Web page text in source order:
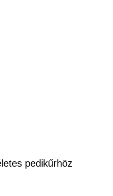
pedikűrhöz